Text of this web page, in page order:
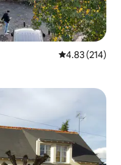
평점 4.83점(5
4.83 (214)